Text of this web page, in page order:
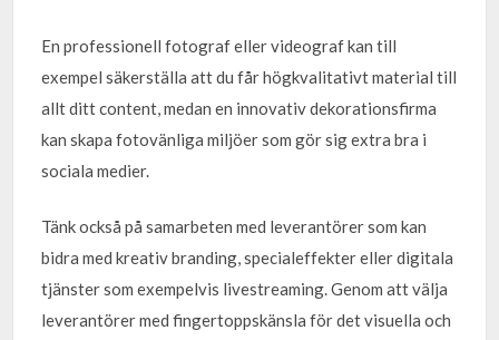
En professionell fotograf eller videograf kan till
exempel säkerställa att du får högkvalitativt material till
allt ditt content, medan en innovativ dekorationsfirma
kan skapa fotovänliga miljöer som gör sig extra bra i
sociala medier.
Tänk också på samarbeten med leverantörer som kan
bidra med kreativ branding, specialeffekter eller digitala
tjänster som exempelvis livestreaming. Genom att välja
leverantörer med fingertoppskänsla för det visuella och